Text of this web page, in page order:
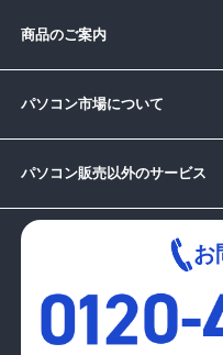
商品のご案内
パソコン市場について
パソコン販売以外のサービス
お